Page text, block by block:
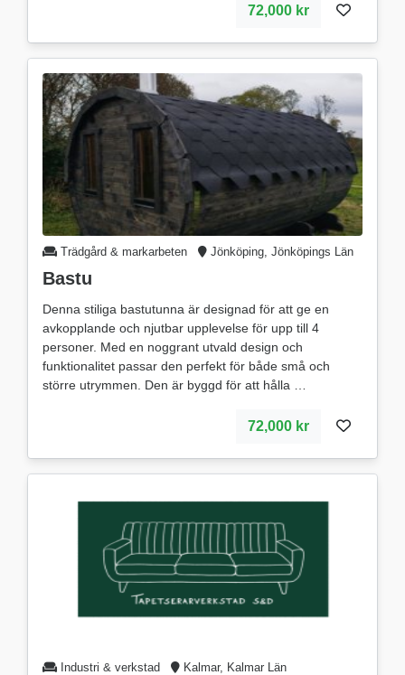
72,000 kr
Trädgård & markarbeten Jönköping, Jönköpings Län
Bastu
Denna stiliga bastutunna är designad för att ge en
avkopplande och njutbar upplevelse för upp till 4
personer. Med en noggrant utvald design och
funktionalitet passar den perfekt för både små och
större utrymmen. Den är byggd för att hålla
72,000 kr
Industri & verkstad Kalmar, Kalmar Län